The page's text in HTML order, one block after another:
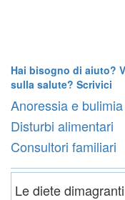
Hai bisogno di aiuto?
sulla salute? Scrivici
Anoressia e bulimia
Disturbi alimentari
Consultori familiari
Le diete dimagranti